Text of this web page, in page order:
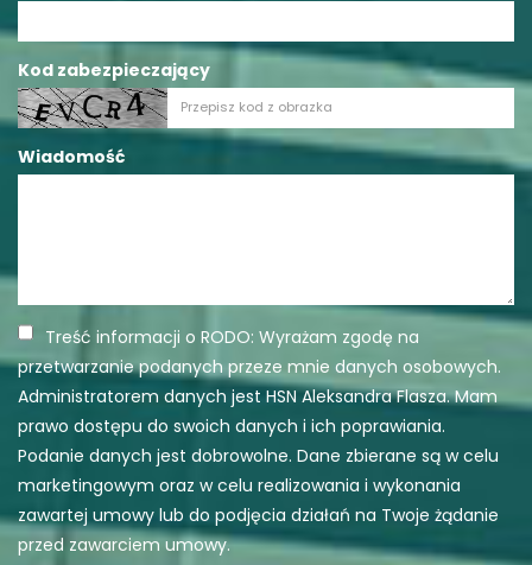
Kod zabezpieczający
Wiadomość
Treść informacji o RODO: Wyrażam zgodę na
przetwarzanie podanych przeze mnie danych osobowych.
Administratorem danych jest HSN Aleksandra Flasza. Mam
prawo dostępu do swoich danych i ich poprawiania.
Podanie danych jest dobrowolne. Dane zbierane są w celu
marketingowym oraz w celu realizowania i wykonania
zawartej umowy lub do podjęcia działań na Twoje żądanie
przed zawarciem umowy.